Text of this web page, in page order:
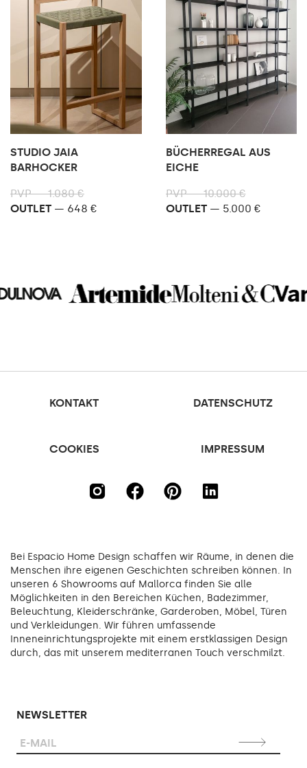
DESIGN-ANGEBOTE
STUDIO JAIA
BARHOCKER
PVP — 1.080 €
OUTLET — 648 €
BÜCHERREGAL AUS
EICHE
PVP — 10.000 €
OUTLET— 5.000 €
KONTAKT DATENSCHUTZ
COOKIES IMPRESSUM
Bei Espacio Home Design schaffen wir Räume, in denen die
Menschen ihre eigenen Geschichten schreiben können. In
unseren 6 Showrooms auf Mallorca finden Sie alle
Möglichkeiten in den Bereichen Küchen, Badezimmer,
Beleuchtung, Kleiderschränke, Garderoben, Möbel, Türen
und Verkleidungen. Wir führen umfassende
Inneneinrichtungsprojekte mit einem erstklassigen Design
durch, das mit unserem mediterranen Touch verschmilzt.
NEWSLETTER